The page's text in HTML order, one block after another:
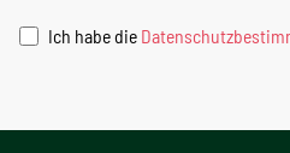
Ich habe die